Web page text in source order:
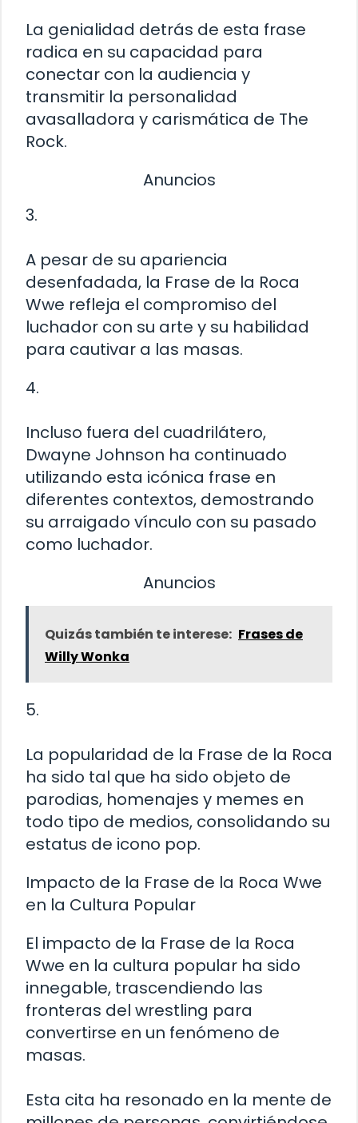
La genialidad detrás de esta frase
radica en su capacidad para
conectar con la audiencia y
transmitir la personalidad
avasalladora y carismática de The
Rock.
Anuncios
3.
A pesar de su apariencia
desenfadada, la Frase de la Roca
Wwe refleja el compromiso del
luchador con su arte y su habilidad
para cautivar a las masas.
4.
Incluso fuera del cuadrilátero,
Dwayne Johnson ha continuado
utilizando esta icónica frase en
diferentes contextos, demostrando
su arraigado vínculo con su pasado
como luchador.
Anuncios
Quizás también te interese: Frases de
Willy Wonka
5.
La popularidad de la Frase de la Roca
ha sido tal que ha sido objeto de
parodias, homenajes y memes en
todo tipo de medios, consolidando su
estatus de icono pop.
Impacto de la Frase de la Roca Wwe
en la Cultura Popular
El impacto de la Frase de la Roca
Wwe en la cultura popular ha sido
innegable, trascendiendo las
fronteras del wrestling para
convertirse en un fenómeno de
masas.
Esta cita ha resonado en la mente de